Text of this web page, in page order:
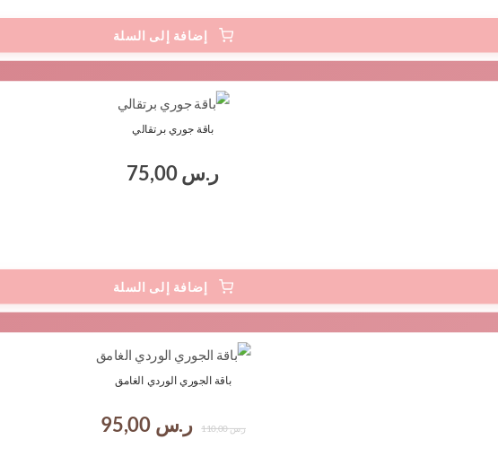
باقة جوري برتقالي
ر.س75,00
باقة الجوري الوردي الغامق
ر.س110,00
السعر
الأصلي
هو:
ر.س